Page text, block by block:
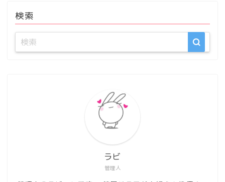
検索
管理人
ラビ